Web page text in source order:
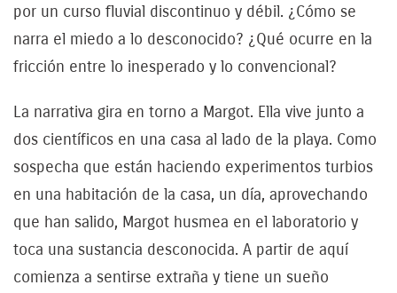
por un curso fluvial discontinuo y débil. ¿Cómo se
narra el miedo a lo desconocido? ¿Qué ocurre en la
fricción entre lo inesperado y lo convencional?
La narrativa gira en torno a Margot. Ella vive junto a
dos científicos en una casa al lado de la playa. Como
sospecha que están haciendo experimentos turbios
en una habitación de la casa, un día, aprovechando
que han salido, Margot husmea en el laboratorio y
toca una sustancia desconocida. A partir de aquí
comienza a sentirse extraña y tiene un sueño